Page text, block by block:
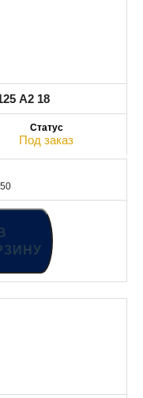
A2 18
Под заказ
В